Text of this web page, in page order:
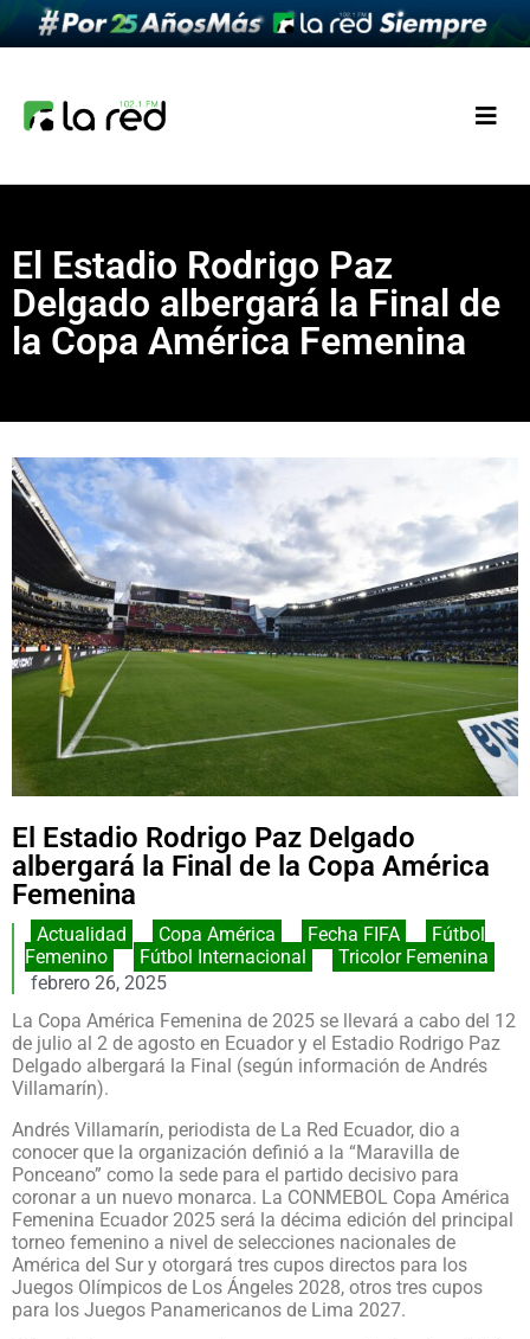
El Estadio Rodrigo Paz
Delgado albergará la Final de
la Copa América Femenina
El Estadio Rodrigo Paz Delgado
albergará la Final de la Copa América
Femenina
Actualidad Copa América Fecha FIFA
Fútbol
Femenino
Fútbol Internacional
Tricolor Femenina
febrero 26, 2025
La Copa América Femenina de 2025 se llevará a cabo del 12
de julio al 2 de agosto en Ecuador y el Estadio Rodrigo Paz
Delgado albergará la Final (según información de Andrés
Villamarín).
Andrés Villamarín, periodista de La Red Ecuador, dio a
conocer que la organización definió a la “Maravilla de
Ponceano” como la sede para el partido decisivo para
coronar a un nuevo monarca. La CONMEBOL Copa América
Femenina Ecuador 2025 será la décima edición del principal
torneo femenino a nivel de selecciones nacionales de
América del Sur y otorgará tres cupos directos para los
Juegos Olímpicos de Los Ángeles 2028, otros tres cupos
para los Juegos Panamericanos de Lima 2027.